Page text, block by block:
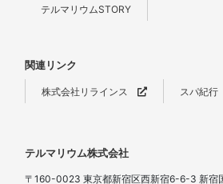
テルマリウムSTORY
関連リンク
株式会社リラインス スパ紀行
テルマリウム株式会社
〒160-0023 東京都新宿区西新宿6-6-3 新宿